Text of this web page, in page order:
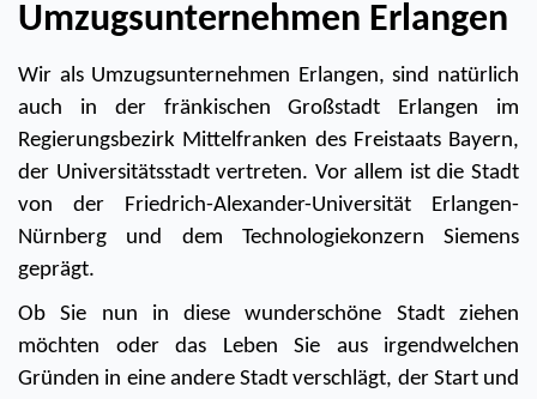
Umzugsunternehmen Erlangen
Wir als Umzugsunternehmen Erlangen, sind natürlich
auch in der fränkischen Großstadt Erlangen im
Regierungsbezirk Mittelfranken des Freistaats Bayern,
der Universitätsstadt vertreten. Vor allem ist die Stadt
von der Friedrich-Alexander-Universität Erlangen-
Nürnberg und dem Technologiekonzern Siemens
geprägt.
Ob Sie nun in diese wunderschöne Stadt ziehen
möchten oder das Leben Sie aus irgendwelchen
Gründen in eine andere Stadt verschlägt, der Start und